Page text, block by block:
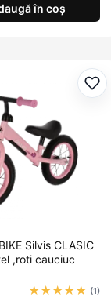
în coș
Silvis CLASIC
,roti cauciuc
★★★★★ (1)